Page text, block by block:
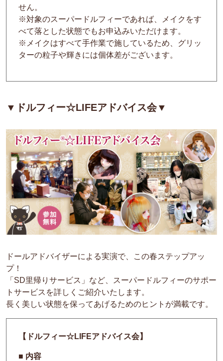
せん。
※対象のスーパードルフィーであれば、メイクをす
べて落とした状態でもお申込みいただけます。
※メイクはすべて手作業で施しているため、グリッ
ターの粒子や輝きには個体差がございます。
▼ ドルフィー☆LIFEアドバイス会▼
ドールアドバイザーによる実演で、この春ステップアッ
プ！
「SD里帰りサービス」など、スーパードルフィーのサポー
トサービスを詳しくご紹介いたします。
長く美しい状態を保ってあげるためのヒントが満載です。
【 ドルフィー☆LIFEアドバイス会】
■ 内容